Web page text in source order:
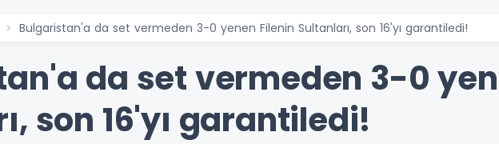
Bulgaristan'a da set vermeden 3-0 yenen Filenin Sultanları, son 16'yı garantiledi!
da set vermeden 3-0
son 16'yı garantiledi!